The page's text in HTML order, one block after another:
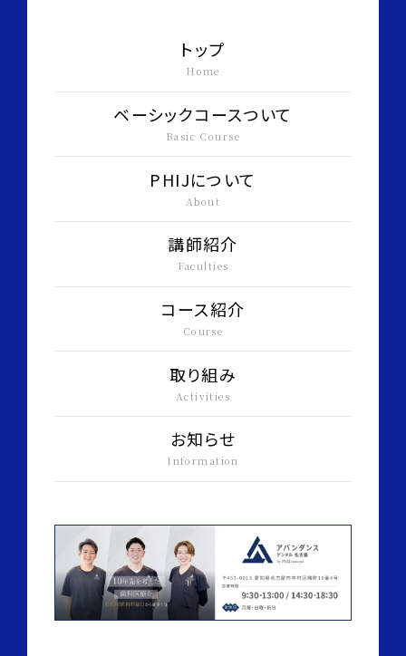
トップ
Home
ベーシックコースついて
Basic Course
PHIJについて
About
講師紹介
Faculties
コース紹介
Course
取り組み
Activities
お知らせ
Information